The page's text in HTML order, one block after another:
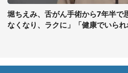
堀ちえみ、舌がん手術から7年半で
なくなり、ラクに」「健康でいられ